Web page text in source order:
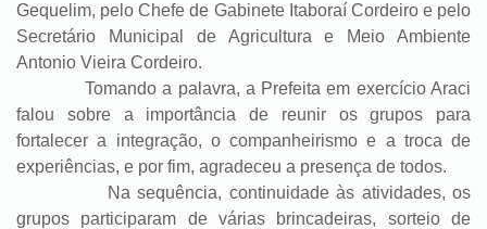
Gequelim, pelo Chefe de Gabinete Itaboraí Cordeiro e pelo
Secretário Municipal de Agricultura e Meio Ambiente
Antonio Vieira Cordeiro.
Tomando a palavra, a Prefeita em exercício Araci
falou sobre a importância de reunir os grupos para
fortalecer a integração, o companheirismo e a troca de
experiências, e por fim, agradeceu a presença de todos.
Na sequência, continuidade às atividades, os
grupos participaram de várias brincadeiras, sorteio de